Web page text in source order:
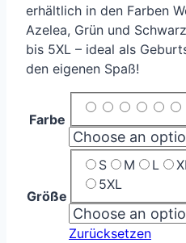
erhältlich in den Farben
Azelea, Grün und
bis 5XL – ideal als
den eigenen Spaß!
Farbe
Größe
S M L
5XL
Zurücksetzen